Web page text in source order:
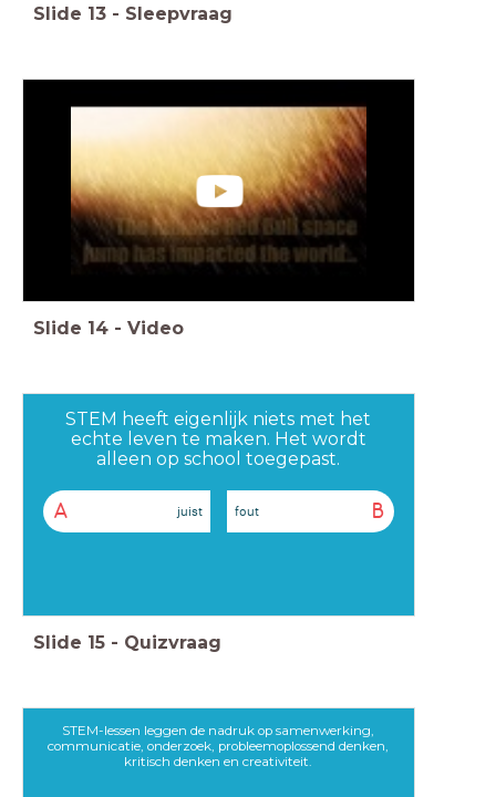
Slide 13 - Sleepvraag
Slide 14 - Video
STEM heeft eigenlijk niets met het
echte leven te maken. Het wordt
alleen op school toegepast.
A juist B
fout
Slide 15 - Quizvraag
STEM-lessen leggen de nadruk op samenwerking,
communicatie, onderzoek, probleemoplossend denken,
kritisch denken en creativiteit.